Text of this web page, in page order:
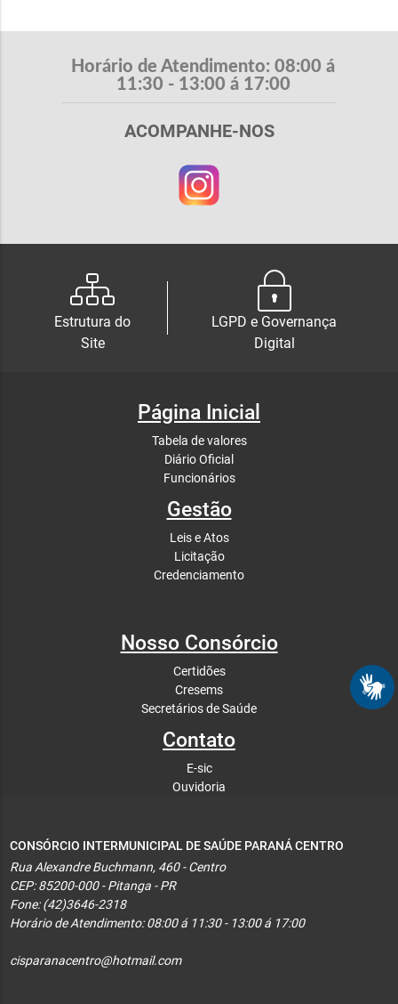
Horário de Atendimento: 08:00 á
11:30 - 13:00 á 17:00
ACOMPANHE-NOS
Estrutura do
Site
LGPD e Governança
Digital
Página Inicial
Tabela de valores
Diário Oficial
Funcionários
Gestão
Leis e Atos
Licitação
Credenciamento
Nosso Consórcio
Certidões
Cresems
Secretários de Saúde
Contato
E-sic
Ouvidoria
CONSÓRCIO INTERMUNICIPAL DE SAÚDE PARANÁ CENTRO
Rua Alexandre Buchmann, 460 - Centro
CEP: 85200-000 - Pitanga - PR
Fone: (42)3646-2318
Horário de Atendimento: 08:00 á 11:30 - 13:00 á 17:00
cisparanacentro@hotmail.com